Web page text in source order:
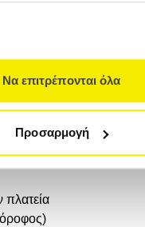
Να επιτρέπονται όλα
Προσαρμογή